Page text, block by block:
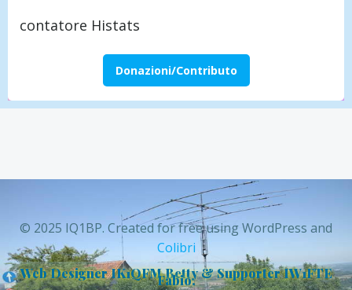
contatore Histats
Donazioni/Contributo
© 2025 IQ1BP. Created for free using WordPress and
Colibri
Web Designer IK1QFM Betty & Supporter IW1FTE
Fabio.